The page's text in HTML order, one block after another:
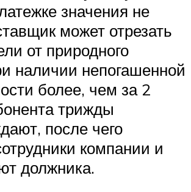
значения не
может отрезать
от природного
наличии непогашенной
более, чем за 2
трижды
после чего
компании и
должника.